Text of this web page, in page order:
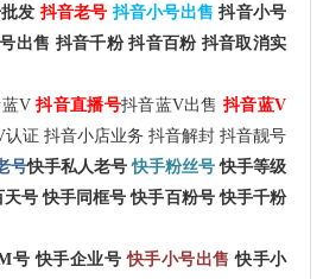
发 抖音老号 抖音小号出售 抖音小号
出售 抖音千粉 抖音百粉 抖音取消实
蓝V抖音直播号抖音蓝V出售抖音蓝V
认证 抖音小店业务 抖音解封 抖音靓号
号快手私人老号快手粉丝号 快手等级
天号 快手同框号 快手百粉号快手千粉
号 快手企业号 快手小号出售 快手小